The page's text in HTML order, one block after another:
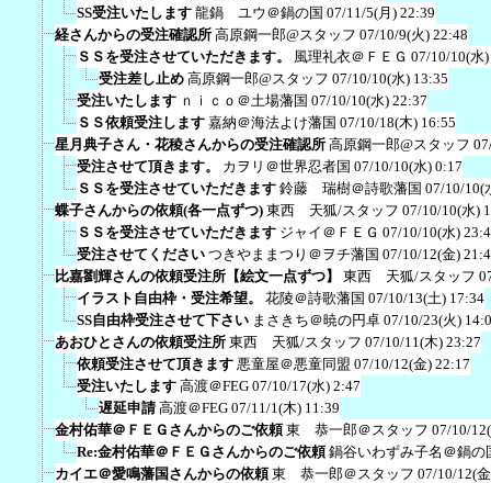
SS受注いたします 龍鍋 ユウ＠鍋の国 07/11/5(月) 22:39
経さんからの受注確認所 高原鋼一郎@スタッフ 07/10/9(火) 22:48
ＳＳを受注させていただきます。
風理礼衣＠ＦＥＧ 07/10/10(水
受注差し止め 高原鋼一郎@スタッフ 07/10/10(水) 13:35
受注いたします ｎｉｃｏ＠土場藩国 07/10/10(水) 22:37
ＳＳ依頼受注します 嘉納＠海法よけ藩国 07/10/18(木) 16:55
星月典子さん・花稜さんからの受注確認所 高原鋼一郎@スタッフ
受注させて頂きます。
カヲリ＠世界忍者国 07/10/10(水) 0:17
ＳＳを受注させていただきます 鈴藤 瑞樹＠詩歌藩国 07/10/10(
蝶子さんからの依頼(各一点ずつ) 東西 天狐/スタッフ 07/10/10(水)
ＳＳを受注させていただきます ジャイ＠ＦＥＧ 07/10/10(水)
受注させてください つきやままつり＠ヲチ藩国 07/10/12(金)
比嘉劉輝さんの依頼受注所【絵文一点ずつ】
東西 天狐/スタッフ
イラスト自由枠・受注希望。
花陵＠詩歌藩国 07/10/13(土) 17:34
SS自由枠受注させて下さい まさきち＠暁の円卓 07/10/23(火)
あおひとさんの依頼受注所 東西 天狐/スタッフ 07/10/11(木) 23:27
依頼受注させて頂きます 悪童屋＠悪童同盟 07/10/12(金) 22:17
受注いたします 高渡＠FEG 07/10/17(水) 2:47
遅延申請 高渡＠FEG 07/11/1(木) 11:39
金村佑華＠ＦＥＧさんからのご依頼 東 恭一郎＠スタッフ 07/10/
Re:金村佑華＠ＦＥＧさんからのご依頼 鍋谷いわずみ子名＠鍋の
カイエ＠愛鳴藩国さんからの依頼 東 恭一郎＠スタッフ 07/10/12(